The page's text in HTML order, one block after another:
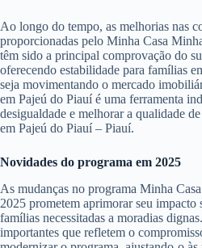
Ao longo do tempo, as melhorias nas
proporcionadas pelo Minha Casa
têm sido a principal comprovação do
oferecendo estabilidade para famílias
seja movimentando o mercado
em Pajeú do Piauí é uma ferramenta
desigualdade e melhorar a qualidade
em Pajeú do Piauí – Piauí.
Novidades do programa em 2025
As mudanças no programa Minha
2025 prometem aprimorar seu impacto
famílias necessitadas a moradias
importantes que refletem o